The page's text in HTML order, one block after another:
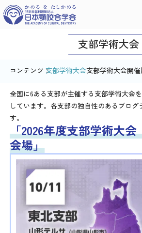
支部学術大会
支部学術大会支部学術大会開
全国に6ある支部が主催する支部学術大会
しています。各支部の独自性のあるプログ
す。
「2026年度支部学術大
会場」